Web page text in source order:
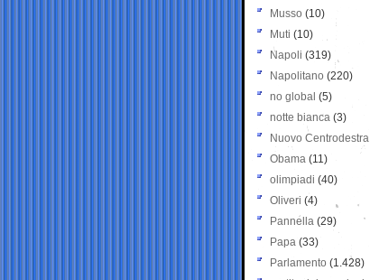
Musso (10)
Muti (10)
Napoli (319)
Napolitano (220)
no global (5)
notte bianca (3)
Nuovo Centrodestra
Obama (11)
olimpiadi (40)
Oliveri (4)
Pannella (29)
Papa (33)
Parlamento (1.428)